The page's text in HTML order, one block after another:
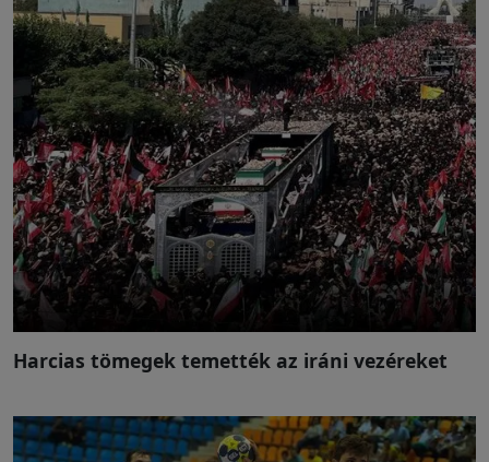
Harcias tömegek temették az iráni vezéreket